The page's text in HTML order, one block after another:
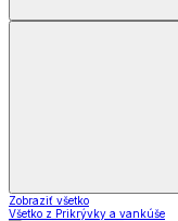
Zobraziť všetko
Všetko z Prikrývky a vankúše